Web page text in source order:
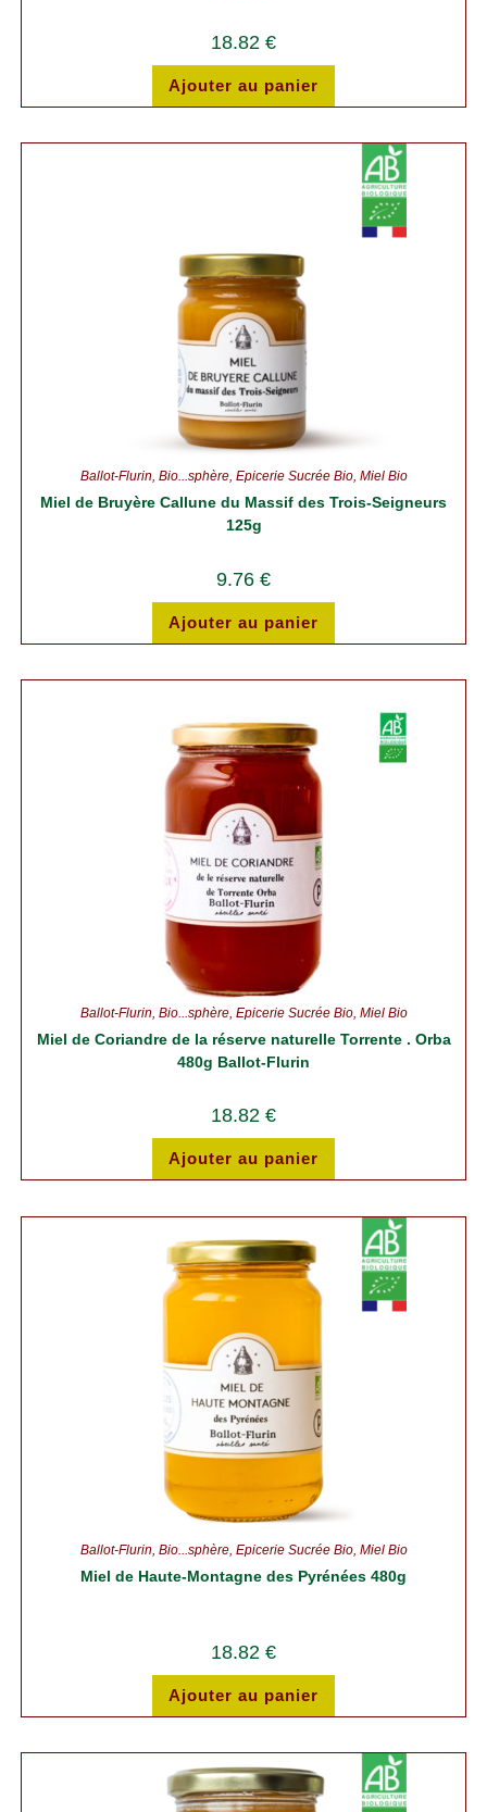
18.82 €
Ajouter au panier
Ballot-Flurin, Bio...sphère, Épicerie Sucrée Bio, Miel Bio
Miel de Bruyère Callune du Massif des Trois-Seigneurs
125g
9.76 €
Ajouter au panier
Ballot-Flurin, Bio...sphère, Épicerie Sucrée Bio, Miel Bio
Miel de Coriandre de la réserve naturelle Torrente . Orba
480g Ballot-Flurin
18.82 €
Ajouter au panier
Ballot-Flurin Bio...sphère, Épicerie Sucrée Bio, Miel Bio
Miel de Haute-Montagne des Pyrénées 480g
18.82 €
Ajouter au panier